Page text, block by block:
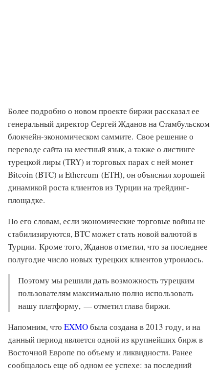
Более подробно о новом проекте биржи рассказал ее
генеральный директор Сергей Жданов на Стамбульском
блокчейн-экономическом саммите. Свое решение о
переводе сайта на местный язык, а также о листинге
турецкой лиры (TRY) и торговых парах с ней монет
Bitcoin (BTC) и Ethereum (ETH), он объяснил хорошей
динамикой роста клиентов из Турции на трейдинг-
площадке.
По его словам, если экономические торговые войны не
стабилизируются, BTC может стать новой валютой в
Турции. Кроме того, Жданов отметил, что за последнее
полугодие число новых турецких клиентов утроилось.
Поэтому мы решили дать возможность турецким
пользователям максимально полно использовать
нашу платформу, — отметил глава биржи.
Напомним, что EXMOбыла создана в 2013 году, и на
данный период является одной из крупнейших бирж в
Восточной Европе по объему и ликвидности. Ранее
сообщалось еще об одном ее успехе: за последний